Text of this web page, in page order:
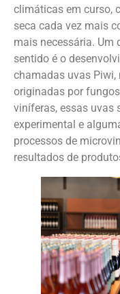
climáticas em curso,
seca cada vez mais
mais necessária. Um
sentido é o
chamadas uvas Piwi,
originadas por
viníferas, essas uvas
experimental e
processos de
resultados de